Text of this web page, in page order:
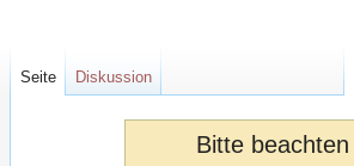
Bitte
Seite Diskussion